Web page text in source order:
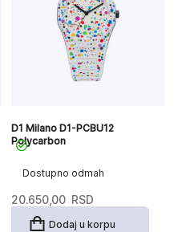
Dostupno odmah
D1 Milano D1-PCBU12
Polycarbon
20.650,00 RSD
Dodaj u korpu